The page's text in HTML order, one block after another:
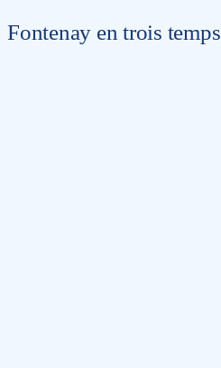
Fontenay en trois temps